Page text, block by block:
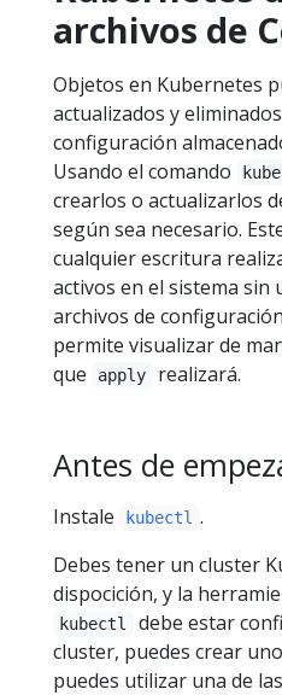
archivos de
Objetos en Kubernetes
actualizados y
configuración
Usando el comando
crearlos o actualizarlos
según sea necesario.
cualquier escritura
activos en el sistema sin
archivos de
permite visualizar de
que
apply realizará.
Antes de
Instale kubectl .
Debes tener un cluster
dispocición, y la
kubectl
debe estar
cluster, puedes crear
puedes utilizar una de